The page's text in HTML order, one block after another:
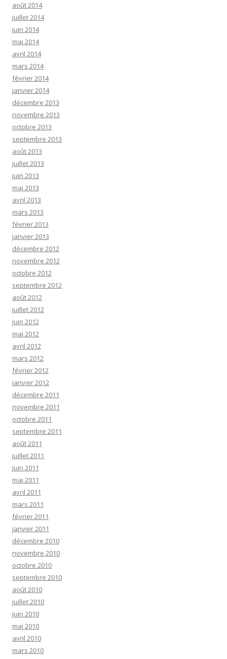
août 2014
juillet 2014
juin 2014
mai 2014
avril 2014
mars 2014
février 2014
janvier 2014
décembre 2013
novembre 2013
octobre 2013
septembre 2013
août 2013
juillet 2013
juin 2013
mai 2013
avril 2013
mars 2013
février 2013
janvier 2013
décembre 2012
novembre 2012
octobre 2012
septembre 2012
août 2012
juillet 2012
juin 2012
mai 2012
avril 2012
mars 2012
février 2012
janvier 2012
décembre 2011
novembre 2011
octobre 2011
septembre 2011
août 2011
juillet 2011
juin 2011
mai 2011
avril 2011
mars 2011
février 2011
janvier 2011
décembre 2010
novembre 2010
octobre 2010
septembre 2010
août 2010
juillet 2010
juin 2010
mai 2010
avril 2010
mars 2010